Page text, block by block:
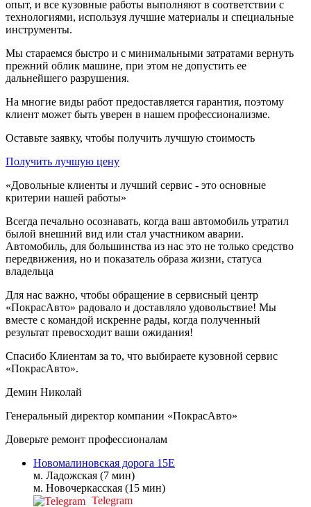
опыт, и все кузовные работы выполняют в соответствии с
технологиями, используя лучшие материалы и специальные
инструменты.
Мы стараемся быстро и с минимальными затратами вернуть
прежний облик машине, при этом не допустить ее
дальнейшего разрушения.
На многие виды работ предоставляется гарантия, поэтому
клиент может быть уверен в нашем профессионализме.
Оставьте заявку, чтобы получить лучшую стоимость
Получить лучшую цену
«Довольные клиенты и лучший сервис - это основные
критерии нашей работы»
Всегда печально осознавать, когда ваш автомобиль утратил
былой внешний вид или стал участником аварии.
Автомобиль, для большинства из нас это не только средство
передвижения, но и показатель образа жизни, статуса
владельца
Для нас важно, чтобы обращение в сервисный центр
«ПокрасАвто» радовало и доставляло удовольствие! Мы
вместе с командой искренне рады, когда полученный
результат превосходит ваши ожидания!
Спасибо Клиентам за то, что выбираете кузовной сервис
«ПокрасАвто».
Демин Николай
Генеральный директор компании «ПокрасАвто»
Доверьте ремонт профессионалам
Новомалиновская дорога 15Е
м. Ладожская (7 мин)
м. Новочеркасская (15 мин)
Telegram